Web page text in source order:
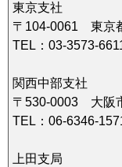
東京支社
〒104-0061 東京
TEL：03-3573-
関西中部支社
〒530-0003 大阪
TEL：06-6346-
上田支局